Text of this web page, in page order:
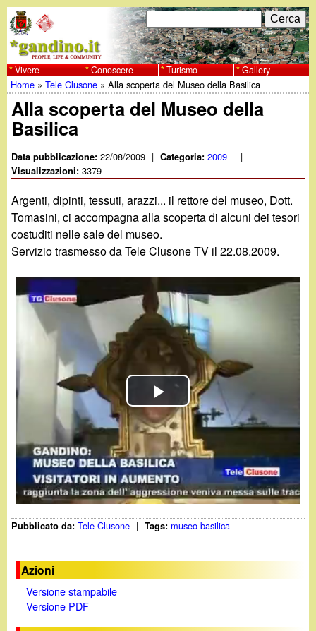
al
contenuto
principale
w
w
w
.
g
a
n
n
t
F
o
r
m
i
r
i
c
e
r
a
C
e
r
c
a
Vivere Conoscere Turismo Gallery
Tu
sei
qui
Home »Tele Clusone »Alla scoperta del Museo della Basilica
Alla scoperta del Museo della
Basilica
Data pubblicazione:22/08/2009 | Categoria:2009 |
Visualizzazioni:3379
Argenti, dipinti, tessuti, arazzi... il rettore del museo, Dott.
Tomasini, ci accompagna alla scoperta di alcuni dei tesori
costuditi nelle sale del museo.
Servizio trasmesso da Tele Clusone TV il 22.08.2009.
P
l
a
y
V
i
Pubblicato da:Tele Clusone | Tags: museo basilica
Azioni
Versione stampabile
Versione PDF